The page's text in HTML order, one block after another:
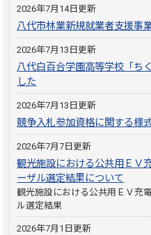
2026年7月14日更新
八代市林業新規就業者支援事
2026年7月13日更新
八代白百合学園高等学校「ち
した
2026年7月13日更新
競争入札参加資格に関する様
2026年7月7日更新
観光施設における公共用ＥＶ
ーザル選定結果について
観光施設における公共用ＥＶ充
ル選定結果
2026年7月1日更新